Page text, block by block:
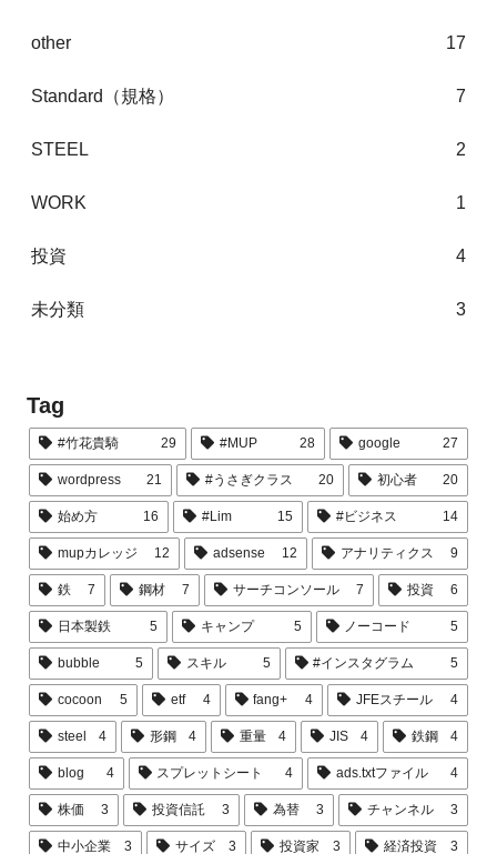
other 17
Standard（規格） 7
STEEL 2
WORK 1
投資 4
未分類 3
Tag
#竹花貴騎 29 #MUP 28 google 27
wordpress 21 #うさぎクラス 20 初心者 20
始め方 16 #Lim 15 #ビジネス 14
mupカレッジ 12 adsense 12 アナリティクス 9
鉄 7 鋼材 7 サーチコンソール 7 投資 6
日本製鉄 5 キャンプ 5 ノーコード 5
bubble 5 スキル 5 #インスタグラム 5
cocoon 5 etf 4 fang+ 4 JFEスチール 4
steel 4 形鋼 4 重量 4 JIS 4 鉄鋼 4
blog 4 スプレットシート 4 ads.txtファイル 4
株価 3 投資信託 3 為替 3 チャンネル 3
中小企業 3 サイズ 3 投資家 3 経済投資 3